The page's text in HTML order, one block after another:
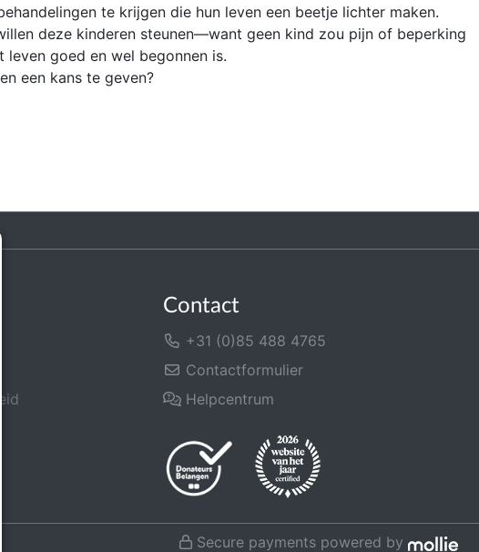
te krijgen die hun leven een beetje lichter maken.
deze kinderen steunen—want geen kind zou pijn of beperking
goed en wel begonnen is.
een kans te geven?
Contact
+31 (0)85 488 4765
Contactformulier
Helpcentrum
Secure payments powered by